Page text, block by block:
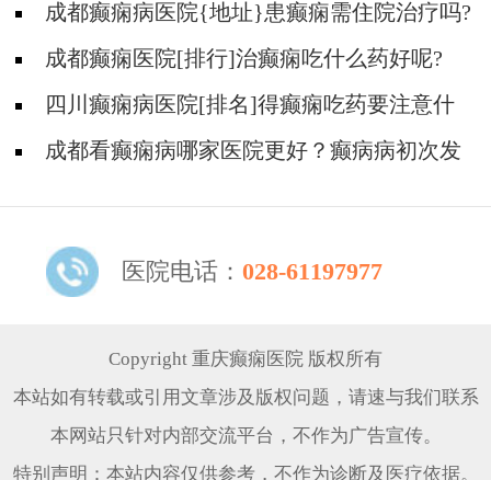
吗?成都癫痫病医院{地址}患癫痫需住院治疗吗?
成都癫痫医院[排行]治癫痫吃什么药好呢?
四川癫痫病医院[排名]得癫痫吃药要注意什
么?成都看癫痫病哪家医院更好？癫病病初次发
医院电话： 028-61197977
Copyright 重庆癫痫医院 版权所有
本站如有转载或引用文章涉及版权问题，请速与我们联系
本网站只针对内部交流平台，不作为广告宣传。
特别声明：本站内容仅供参考，不作为诊断及医疗依据。